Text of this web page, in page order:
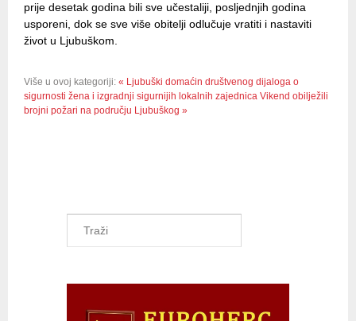
prije desetak godina bili sve učestaliji, posljednjih godina
usporeni, dok se sve više obitelji odlučuje vratiti i nastaviti
život u Ljubuškom.
Više u ovoj kategoriji: « Ljubuški domaćin društvenog dijaloga o
sigurnosti žena i izgradnji sigurnijih lokalnih zajednica Vikend obilježili
brojni požari na području Ljubuškog »